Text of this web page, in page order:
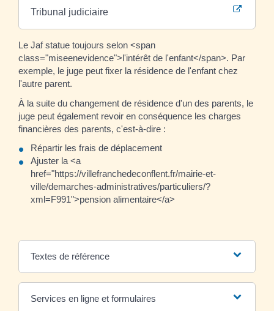
Tribunal judiciaire
Le Jaf statue toujours selon <span
class="miseenevidence">l'intérêt de l'enfant</span>. Par
exemple, le juge peut fixer la résidence de l'enfant chez
l'autre parent.
À la suite du changement de résidence d'un des parents, le
juge peut également revoir en conséquence les charges
financières des parents, c'est-à-dire :
Répartir les frais de déplacement
Ajuster la <a
href="https://villefranchedeconflent.fr/mairie-et-
ville/demarches-administratives/particuliers/?
xml=F991">pension alimentaire</a>
Textes de référence
Services en ligne et formulaires